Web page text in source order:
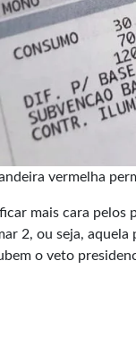
vermelha
mais cara pelos
2, ou seja,
o veto